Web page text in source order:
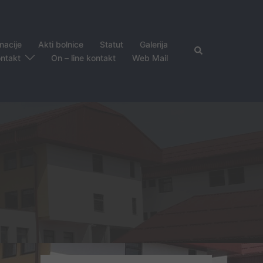
Akti bolnice Statut
Galerija
On – line kontakt Web Mail
Search